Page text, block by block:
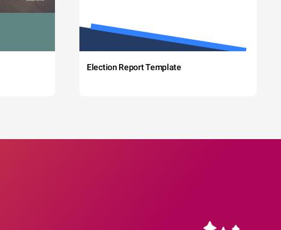
Election Report Template